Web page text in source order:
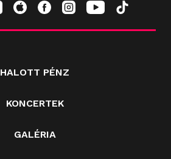
HALOTT PÉNZ
KONCERTEK
GALÉRIA